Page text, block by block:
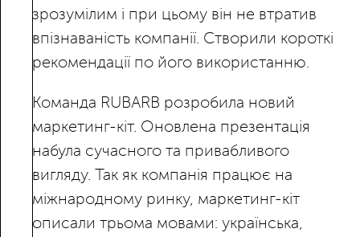
зрозумілим і при цьому він не втратив
впізнаваність компанії. Створили короткі
рекомендації по його використанню.
Команда RUBARB розробила новий
маркетинг-кіт. Оновлена презентація
набула сучасного та привабливого
вигляду. Так як компанія працює на
міжнародному ринку, маркетинг-кіт
описали трьома мовами: українська,